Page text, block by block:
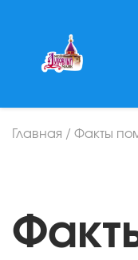
Главная / Факты